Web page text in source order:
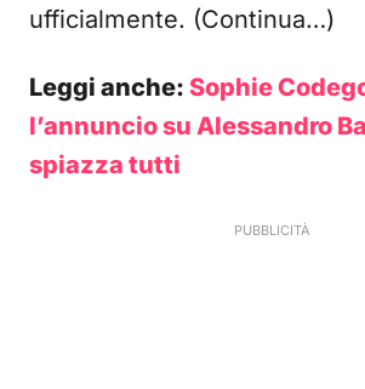
ufficialmente. (Continua…)
Leggi anche: Sophie
l’annuncio su Alessandro
spiazza tutti